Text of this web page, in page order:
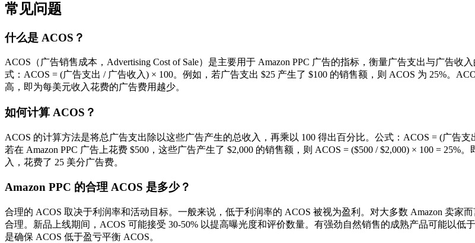
常见问题
什么是 ACOS？
ACOS（广告销售成本，Advertising Cost of Sale）是主要用于 Amazon PPC 广告的指标，衡量广告支出与广告收
式：ACOS = (广告支出 / 广告收入) × 100。例如，若广告支出 $25 产生了 $100 的销售额，则 ACOS 为 25%。
高，即为每美元收入花费的广告费用越少。
如何计算 ACOS？
ACOS 的计算方法是将总广告支出除以这些广告产生的总收入，再乘以 100 得出百分比。公式：ACOS = (广告支
若在 Amazon PPC 广告上花费 $500，这些广告产生了 $2,000 的销售额，则 ACOS = ($500 / $2,000) × 100 = 25%
入，花费了 25 美分广告费。
Amazon PPC 的合理 ACOS 是多少？
合理的 ACOS 取决于利润率和活动目标。一般来说，低于利润率的 ACOS 被视为盈利。对大多数 Amazon 卖家而
合理。新品上线期间，ACOS 可能接受 30-50% 以提高曝光度和评价数量。有强劲自然销售的成熟产品可能以低
是确保 ACOS 低于盈亏平衡 ACOS。